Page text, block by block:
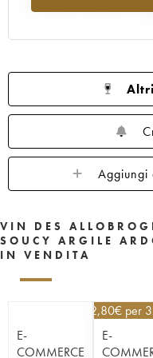
Aggiungi
VIN DES
SOUCY ARGILE
IN VENDITA
E-
COMMERCE
22,80€ per 3
E-